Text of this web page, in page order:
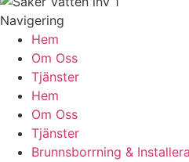
Navigering
Hem
Om Oss
Tjänster
Hem
Om Oss
Tjänster
Brunnsborrning &